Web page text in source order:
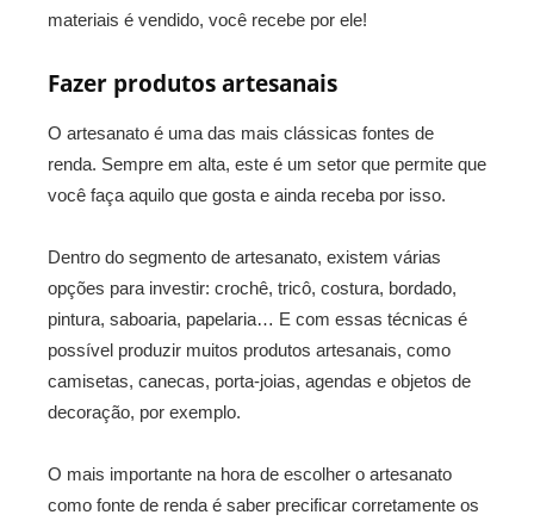
materiais é vendido, você recebe por ele!
Fazer produtos artesanais
O artesanato é uma das mais clássicas fontes de
renda. Sempre em alta, este é um setor que permite que
você faça aquilo que gosta e ainda receba por isso.
Dentro do segmento de artesanato, existem várias
opções para investir: crochê, tricô, costura, bordado,
pintura, saboaria, papelaria… E com essas técnicas é
possível produzir muitos produtos artesanais, como
camisetas, canecas, porta-joias, agendas e objetos de
decoração, por exemplo.
O mais importante na hora de escolher o artesanato
como fonte de renda é saber precificar corretamente os